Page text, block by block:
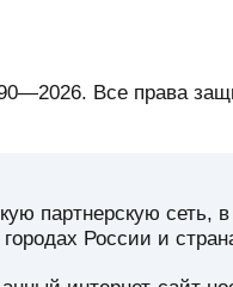
Все права
сеть, в
России и